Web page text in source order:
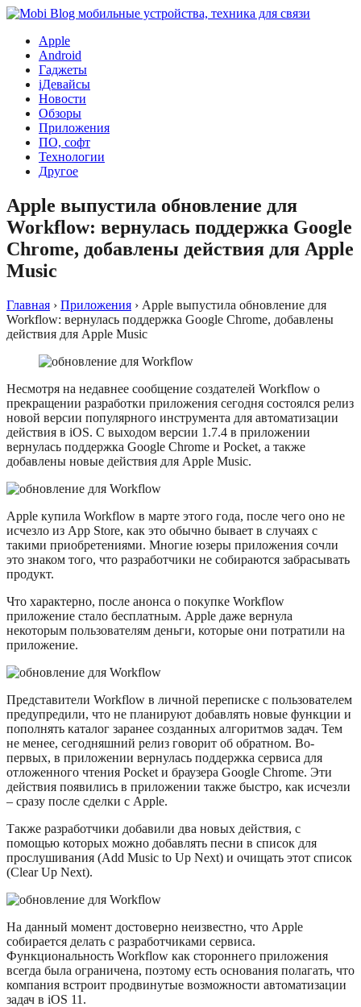
Apple
Android
Гаджеты
iДевайсы
Новости
Обзоры
Приложения
ПО, софт
Технологии
Другое
Apple выпустила обновление для
Workflow: вернулась поддержка Google
Chrome, добавлены действия для Apple
Music
Главная › Приложения › Apple выпустила обновление для
Workflow: вернулась поддержка Google Chrome, добавлены
действия для Apple Music
Несмотря на недавнее сообщение создателей Workflow о
прекращении разработки приложения сегодня состоялся релиз
новой версии популярного инструмента для автоматизации
действия в iOS. С выходом версии 1.7.4 в приложении
вернулась поддержка Google Chrome и Pocket, а также
добавлены новые действия для Apple Music.
Apple купила Workflow в марте этого года, после чего оно не
исчезло из App Store, как это обычно бывает в случаях с
такими приобретениями. Многие юзеры приложения сочли
это знаком того, что разработчики не собираются забрасывать
продукт.
Что характерно, после анонса о покупке Workflow
приложение стало бесплатным. Apple даже вернула
некоторым пользователям деньги, которые они потратили на
приложение.
Представители Workflow в личной переписке с пользователем
предупредили, что не планируют добавлять новые функции и
пополнять каталог заранее созданных алгоритмов задач. Тем
не менее, сегодняшний релиз говорит об обратном. Во-
первых, в приложении вернулась поддержка сервиса для
отложенного чтения Pocket и браузера Google Chrome. Эти
действия появились в приложении также быстро, как исчезли
– сразу после сделки с Apple.
Также разработчики добавили два новых действия, с
помощью которых можно добавлять песни в список для
прослушивания (Add Music to Up Next) и очищать этот список
(Clear Up Next).
На данный момент достоверно неизвестно, что Apple
собирается делать с разработчиками сервиса.
Функциональность Workflow как стороннего приложения
всегда была ограничена, поэтому есть основания полагать, что
компания встроит продвинутые возможности автоматизации
задач в iOS 11.